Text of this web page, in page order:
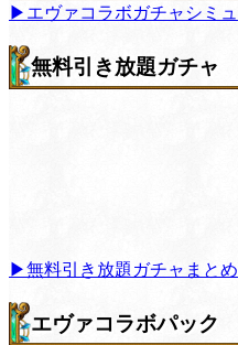
▶エヴァコラボガチャシミュ
無料引き放題ガチャ
▶無料引き放題ガチャまとめ
エヴァコラボパック